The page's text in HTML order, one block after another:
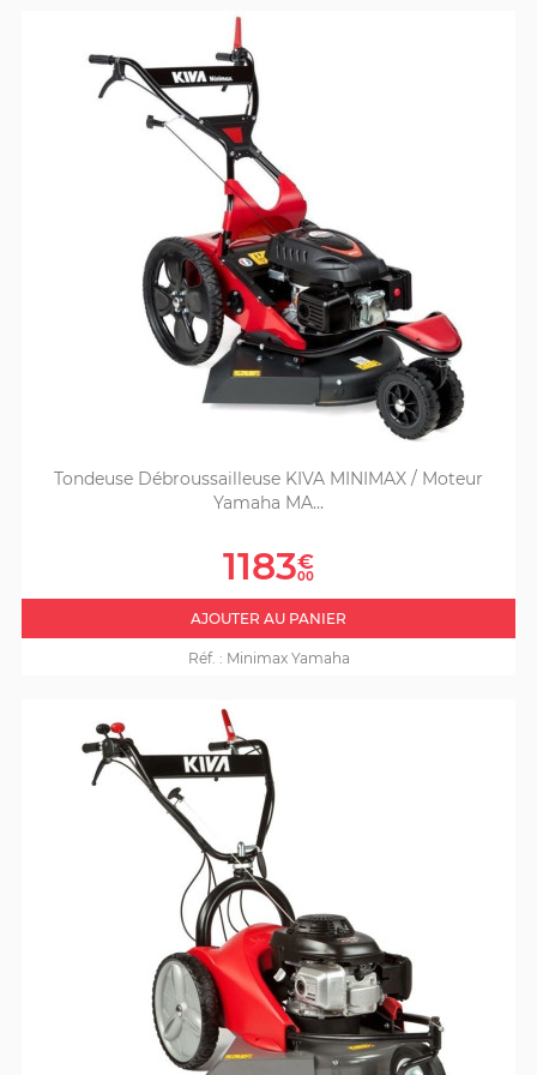
Tondeuse Débroussailleuse KIVA MINIMAX / Moteur
Yamaha MA...
Prix
1183€
00
AJOUTER AU PANIER
Réf. : Minimax Yamaha